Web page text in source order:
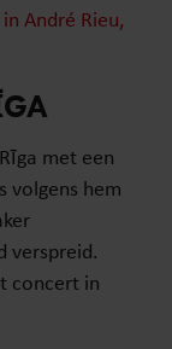
André Rieu,
met een
volgens hem
verspreid.
concert in